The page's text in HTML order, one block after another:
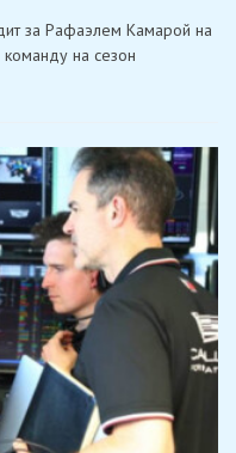
за Рафаэлем Камарой на
на сезон